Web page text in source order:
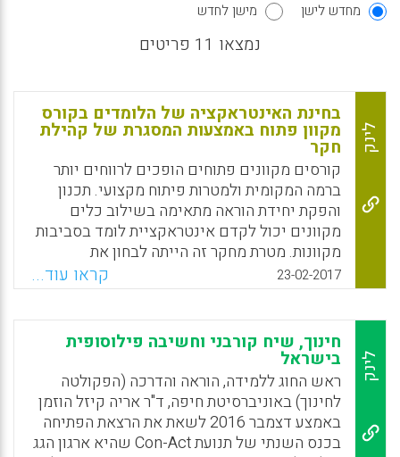
מחדש לישן
מישן לחדש
נמצאו 11 פריטים
לינק
בחינת האינטראקציה של הלומדים בקורס
מקוון פתוח באמצעות המסגרת של קהילת
חקר
קורסים מקוונים פתוחים הופכים לרווחים יותר
ברמה המקומית ולמטרות פיתוח מקצועי. תכנון
והפקת יחידת הוראה מתאימה בשילוב כלים
מקוונים יכול לקדם אינטראקציית לומד בסביבות
מקוונות. מטרת מחקר זה הייתה לבחון את
אינטראקציית הלומדים ואת התפיסות שלהם לגבי
נוכחות הוראה, נוכחות חברתית ונוכחות קוגניטיבית
בקורס מקוון פתוח המוצע עבור פיתוח מקצועי
בשלוש אוניברסיטאות שבדיות, תוך שימוש
במסגרת קהילת החקר. הקורס היה פתוח לכולם
וללא תשלום, ומשך משתתפים מכל העולם. כדי
להבין את האינטראקציות המקוונות של הקורס,
שלוש נוכחויות של קהילת חקר הותאמו לשלושה
סוגים של אינטראקציה (Mohsen Saadatmand,
23-02-2017 קראו עוד...
לינק
חינוך, שיח קורבני וחשיבה פילוסופית
בישראל
ראש החוג ללמידה, הוראה והדרכה (הפקולטה
לחינוך) באוניברסיטת חיפה, ד"ר אריה קיזל הוזמן
באמצע דצמבר 2016 לשאת את הרצאת הפתיחה
בכנס השנתי של תנועת Con-Act שהיא ארגון הגג